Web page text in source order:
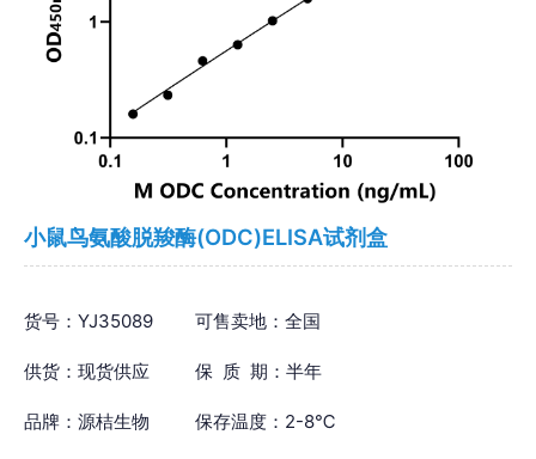
小鼠鸟氨酸脱羧酶(ODC)ELISA试剂盒
货号：YJ35089 可售卖地：全国
供货：现货供应 保 质 期：半年
品牌：源桔生物 保存温度：2-8℃